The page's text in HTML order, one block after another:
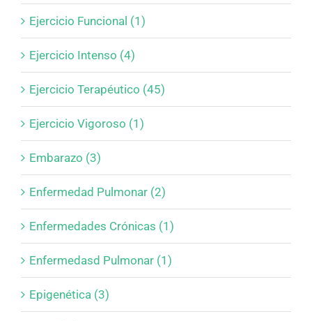
Ejercicio Funcional (1)
Ejercicio Intenso (4)
Ejercicio Terapéutico (45)
Ejercicio Vigoroso (1)
Embarazo (3)
Enfermedad Pulmonar (2)
Enfermedades Crónicas (1)
Enfermedasd Pulmonar (1)
Epigenética (3)